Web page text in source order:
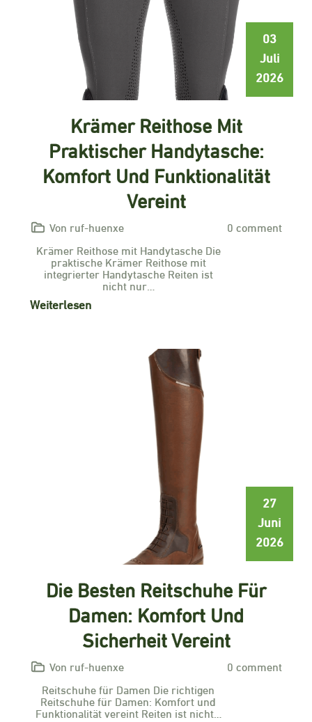
03
Juli
2026
Krämer Reithose Mit
Praktischer Handytasche:
Komfort Und Funktionalität
Vereint
Von ruf-huenxe
0 comment
Krämer Reithose mit Handytasche Die
praktische Krämer Reithose mit
integrierter Handytasche Reiten ist
nicht nur…
Weiterlesen
27
Juni
2026
Die Besten Reitschuhe Für
Damen: Komfort Und
Sicherheit Vereint
Von ruf-huenxe
0 comment
Reitschuhe für Damen Die richtigen
Reitschuhe für Damen: Komfort und
Funktionalität vereint Reiten ist nicht…